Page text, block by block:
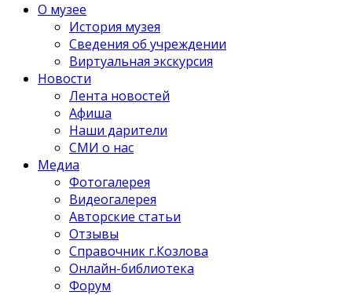
О музее
История музея
Сведения об учреждении
Виртуальная экскурсия
Новости
Лента новостей
Афиша
Наши дарители
СМИ о нас
Медиа
Фотогалерея
Видеогалерея
Авторские статьи
Отзывы
Справочник г.Козлова
Онлайн-библиотека
Форум